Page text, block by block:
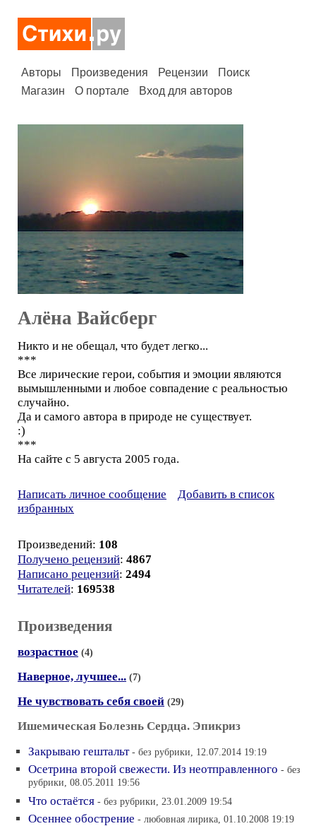
Авторы Произведения Рецензии
Поиск
Магазин
О портале Вход для авторов
Алёна Вайсберг
Никто и не обещал, что будет легко...
***
Все лирические герои, события и эмоции являются
вымышленными и любое совпадение с реальностью
случайно.
Да и самого автора в природе не существует.
:)
***
На сайте с 5 августа 2005 года.
Написать личное сообщение
Добавить в список
избранных
Произведений: 108
Получено рецензий: 4867
Написано рецензий: 2494
Читателей: 169538
Произведения
возрастное (4)
Наверное, лучшее... (7)
Не чувствовать себя своей (29)
Ишемическая Болезнь Сердца. Эпикриз
Закрываю гештальт - без рубрики, 12.07.2014 19:19
Осетрина второй свежести. Из неотправленного - без
рубрики, 08.05.2011 19:56
Что остаётся - без рубрики, 23.01.2009 19:54
Осеннее обострение - любовная лирика, 01.10.2008 19:19